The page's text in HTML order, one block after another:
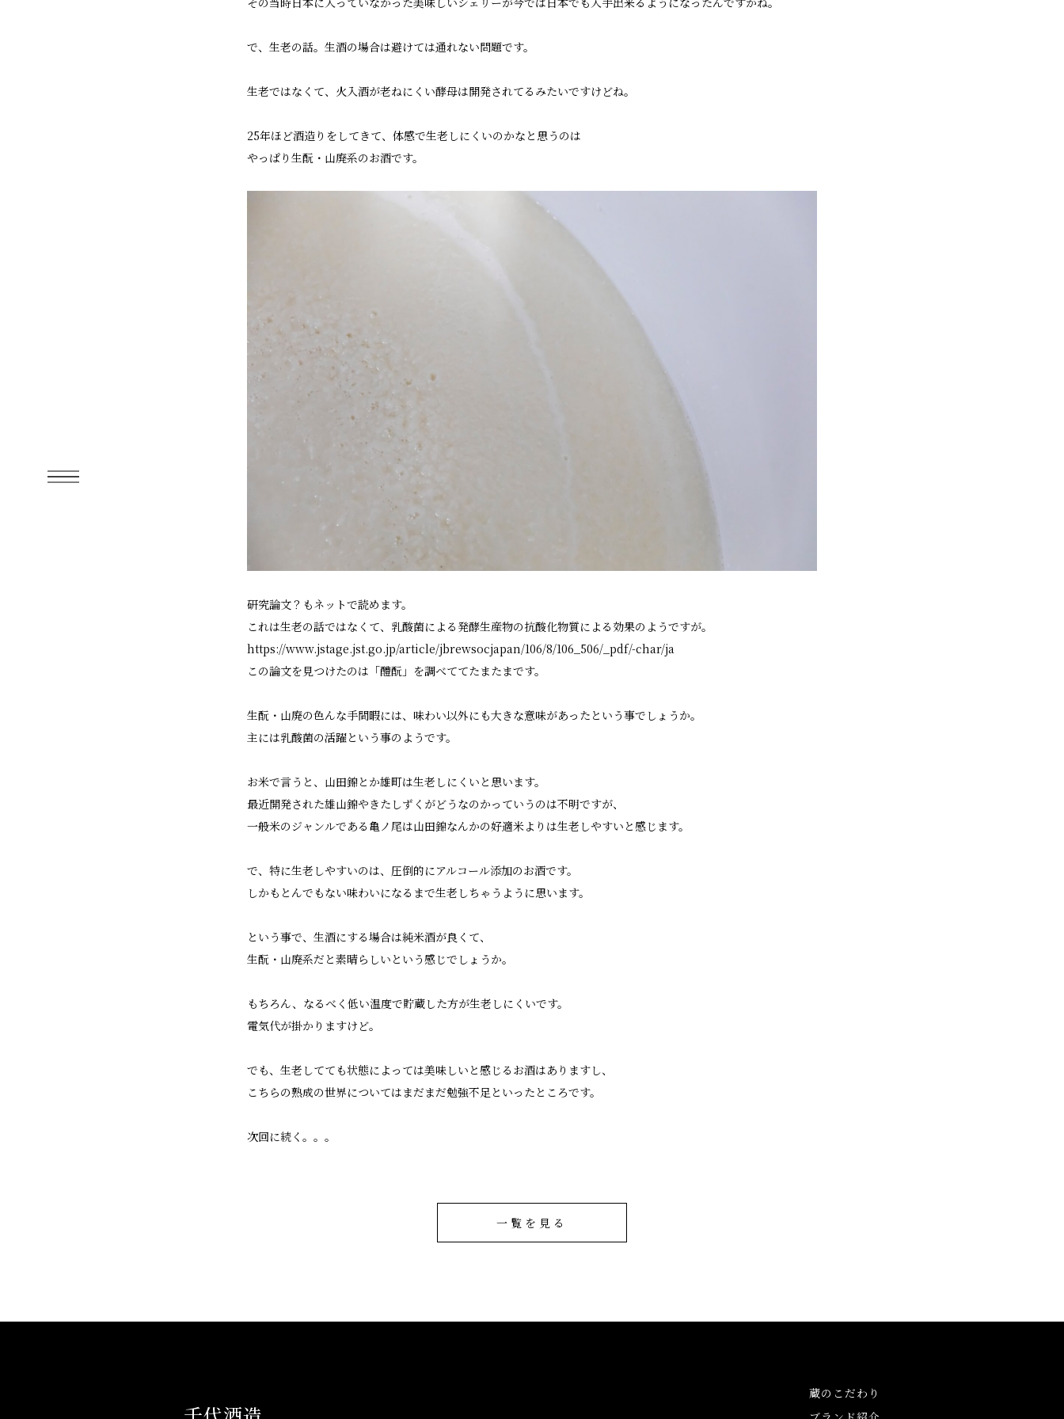
千代酒造トップ
蔵のこだわり
ブランド紹介
櫛羅
コラム・お知らせ
で、生老の話。生酒の場合は避けては通れない問題です。
生老ではなくて、火入酒が老ねにくい酵母は開発されてるみたいですけどね。
25年ほど酒造りをしてきて、体感で生老しにくいのかなと思うのは
やっぱり生酛・山廃系のお酒です。
研究論文？もネットで読めます。
これは生老の話ではなくて、乳酸菌による発酵生産物の抗酸化物質による効果のようですが。
https://www.jstage.jst.go.jp/article/jbrewsocjapan/106/8/106_506/_pdf/-char/ja
この論文を見つけたのは「醴酛」を調べててたまたまです。
生酛・山廃の色んな手間暇には、味わい以外にも大きな意味があったという事でしょうか。
主には乳酸菌の活躍という事のようです。
お米で言うと、山田錦とか雄町は生老しにくいと思います。
最近開発された雄山錦やきたしずくがどうなのかっていうのは不明ですが、
一般米のジャンルである亀ノ尾は山田錦なんかの好適米よりは生老しやすいと感じます。
で、特に生老しやすいのは、圧倒的にアルコール添加のお酒です。
しかもとんでもない味わいになるまで生老しちゃうように思います。
という事で、生酒にする場合は純米酒が良くて、
生酛・山廃系だと素晴らしいという感じでしょうか。
もちろん、なるべく低い温度で貯蔵した方が生老しにくいです。
電気代が掛かりますけど。
でも、生老してても状態によっては美味しいと感じるお酒はありますし、
こちらの熟成の世界についてはまだまだ勉強不足といったところです。
次回に続く。。。
一覧を見る
蔵のこだわり